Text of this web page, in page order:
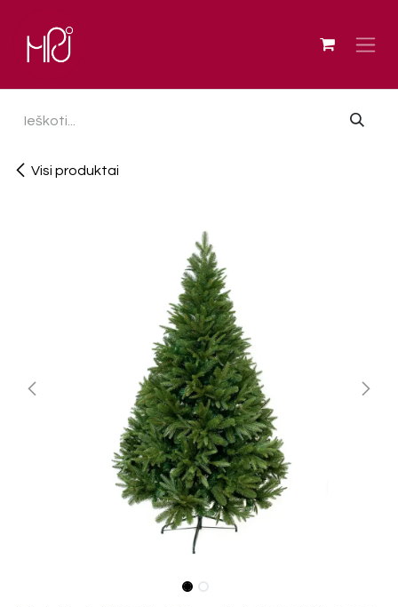
Visi produktai